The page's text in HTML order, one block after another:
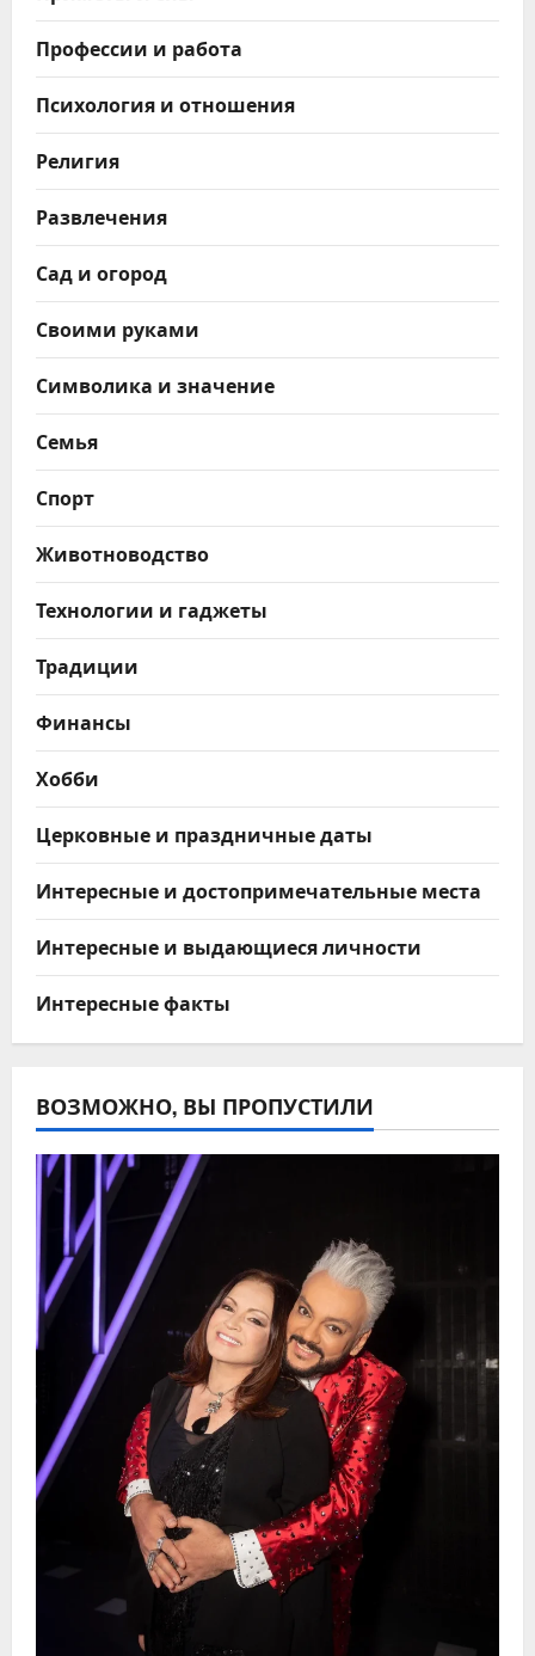
Профессии и работа
Психология и отношения
Религия
Развлечения
Сад и огород
Своими руками
Символика и значение
Семья
Спорт
Животноводство
Технологии и гаджеты
Традиции
Финансы
Хобби
Церковные и праздничные даты
Интересные и достопримечательные места
Интересные и выдающиеся личности
Интересные факты
ВОЗМОЖНО, ВЫ ПРОПУСТИЛИ